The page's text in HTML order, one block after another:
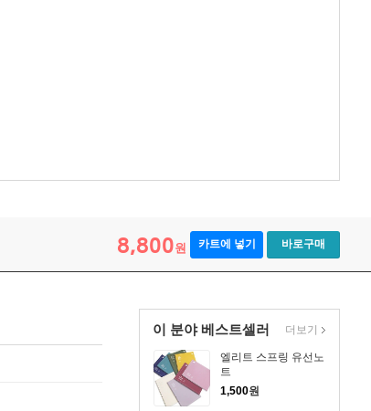
8,800원 카트에 넣기 바로구매
이 분야 베스트셀러
엘리트 스프링 유선노
트
1,500원
더보기